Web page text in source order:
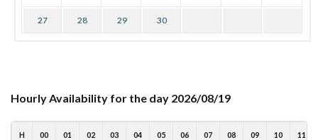
27 28 29 30
Hourly Availability for the day 2026/08/19
H 00 01 02 03 04 05 06 07 08 09 10 11